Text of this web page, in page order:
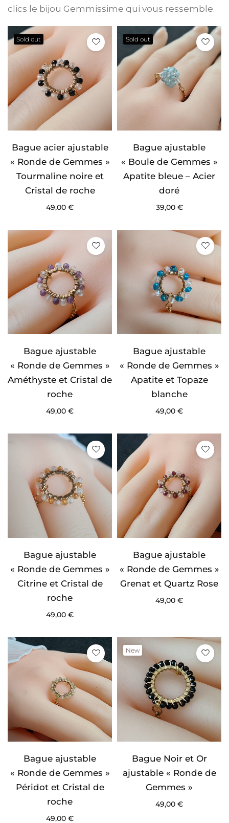
clics le bijou Gemmissime qui vous ressemble.
Sold out
Bague acier ajustable
« Ronde de Gemmes »
Tourmaline noire et
Cristal de roche
49,00 €
Sold out
Bague ajustable
« Boule de Gemmes »
Apatite bleue – Acier
doré
39,00 €
Bague ajustable
« Ronde de Gemmes »
Améthyste et Cristal de
roche
49,00 €
Bague ajustable
« Ronde de Gemmes »
Apatite et Topaze
blanche
49,00 €
Bague ajustable
« Ronde de Gemmes »
Citrine et Cristal de
roche
49,00 €
Bague ajustable
« Ronde de Gemmes »
Grenat et Quartz Rose
49,00 €
Bague ajustable
« Ronde de Gemmes »
Péridot et Cristal de
roche
49,00 €
New
Bague Noir et Or
ajustable « Ronde de
Gemmes »
49,00 €